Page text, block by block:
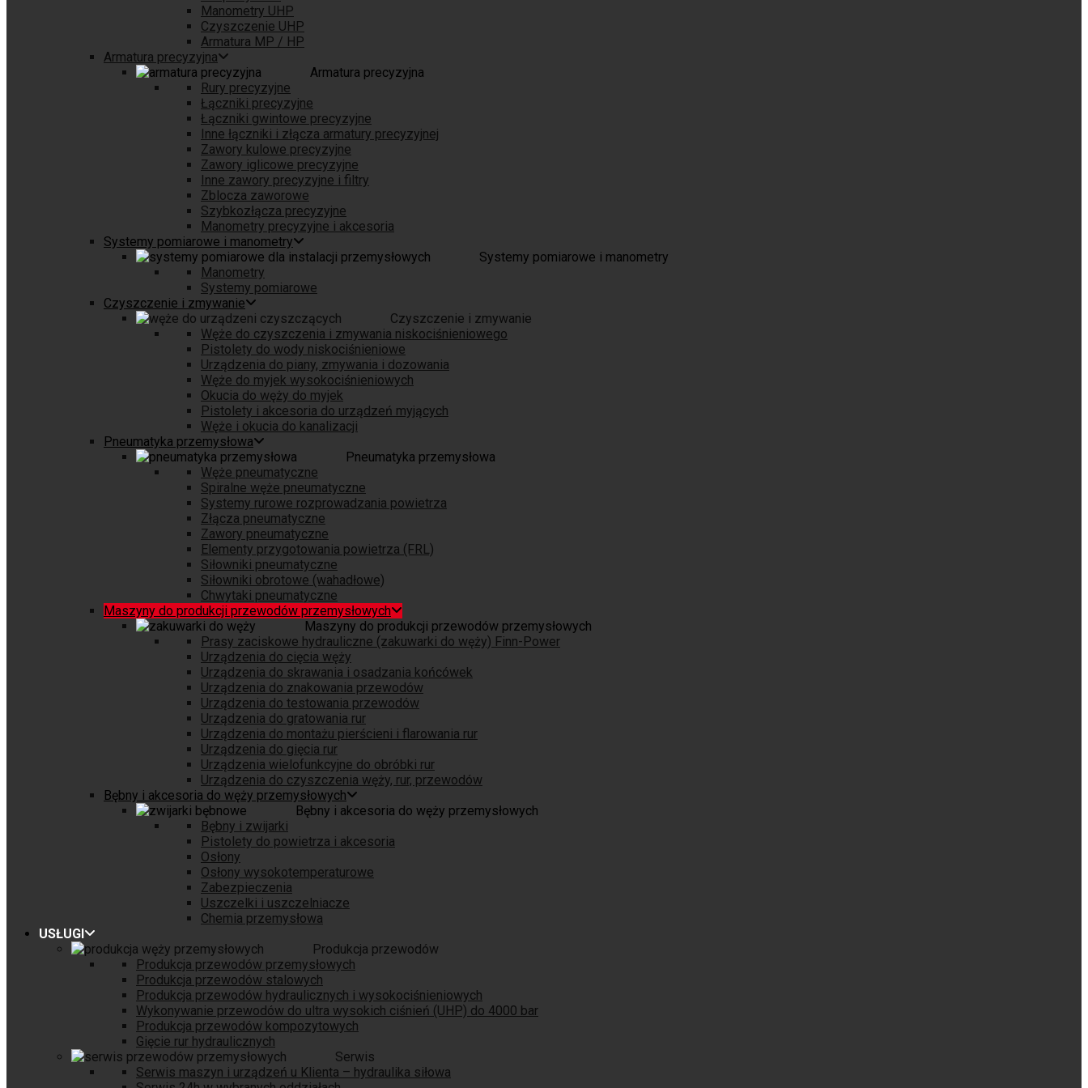
Manometry UHP
Czyszczenie UHP
Armatura MP / HP
Armatura precyzyjna
Armatura precyzyjna
Rury precyzyjne
Łączniki precyzyjne
Łączniki gwintowe precyzyjne
Inne łączniki i złącza armatury precyzyjnej
Zawory kulowe precyzyjne
Zawory iglicowe precyzyjne
Inne zawory precyzyjne i filtry
Zblocza zaworowe
Szybkozłącza precyzyjne
Manometry precyzyjne i akcesoria
Systemy pomiarowe i manometry
Systemy pomiarowe i manometry
Manometry
Systemy pomiarowe
Czyszczenie i zmywanie
Czyszczenie i zmywanie
Węże do czyszczenia i zmywania niskociśnieniowego
Pistolety do wody niskociśnieniowe
Urządzenia do piany, zmywania i dozowania
Węże do myjek wysokociśnieniowych
Okucia do węży do myjek
Pistolety i akcesoria do urządzeń myjących
Węże i okucia do kanalizacji
Pneumatyka przemysłowa
Pneumatyka przemysłowa
Węże pneumatyczne
Spiralne węże pneumatyczne
Systemy rurowe rozprowadzania powietrza
Złącza pneumatyczne
Zawory pneumatyczne
Elementy przygotowania powietrza (FRL)
Siłowniki pneumatyczne
Siłowniki obrotowe (wahadłowe)
Chwytaki pneumatyczne
Maszyny do produkcji przewodów przemysłowych
Maszyny do produkcji przewodów przemysłowych
Prasy zaciskowe hydrauliczne (zakuwarki do węży) Finn-Power
Urządzenia do cięcia węży
Urządzenia do skrawania i osadzania końcówek
Urządzenia do znakowania przewodów
Urządzenia do testowania przewodów
Urządzenia do gratowania rur
Urządzenia do montażu pierścieni i flarowania rur
Urządzenia do gięcia rur
Urządzenia wielofunkcyjne do obróbki rur
Urządzenia do czyszczenia węży, rur, przewodów
Bębny i akcesoria do węży przemysłowych
Bębny i akcesoria do węży przemysłowych
Bębny i zwijarki
Pistolety do powietrza i akcesoria
Osłony
Osłony wysokotemperaturowe
Zabezpieczenia
Uszczelki i uszczelniacze
Chemia przemysłowa
USŁUGI
Produkcja przewodów
Produkcja przewodów przemysłowych
Produkcja przewodów stalowych
Produkcja przewodów hydraulicznych i wysokociśnieniowych
Wykonywanie przewodów do ultra wysokich ciśnień (UHP) do 4000 bar
Produkcja przewodów kompozytowych
Gięcie rur hydraulicznych
Serwis
Serwis maszyn i urządzeń u Klienta – hydraulika siłowa